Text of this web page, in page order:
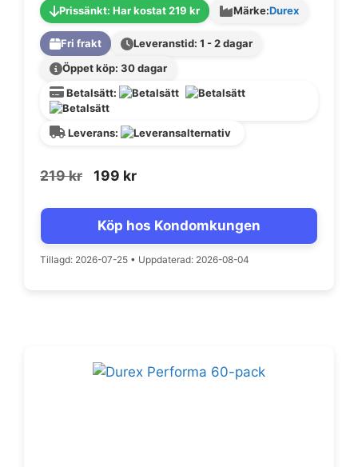
Prissänkt: Har kostat 219 kr
Märke:Durex
Fri frakt
Leveranstid: 1 - 2 dagar
Öppet köp: 30 dagar
Betalsätt:
Leverans:
219kr
Det
priset
var:
219 kr.
199 krDet
priset
199 kr.
Köp hos Kondomkungen
Tillagd: 2026-07-25 • Uppdaterad: 2026-08-04